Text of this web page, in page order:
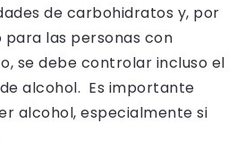
de carbohidratos y, por
las personas con
se debe controlar incluso el
alcohol. Es importante
alcohol, especialmente si